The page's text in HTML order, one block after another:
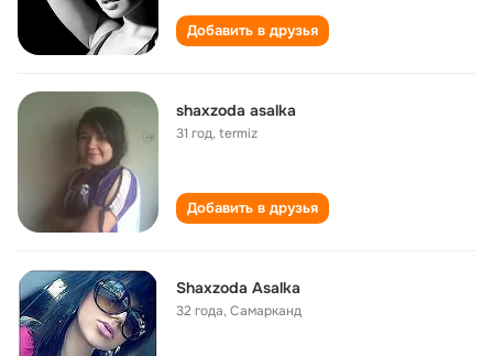
Добавить в друзья
shaxzoda asalka
31 год,termiz
Добавить в друзья
Shaxzoda Asalka
32 года,Самарканд